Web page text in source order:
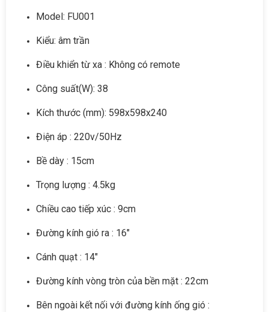
Model: FU001
Kiểu: âm trần
Điều khiển từ xa : Không có remote
Công suất(W): 38
Kích thước (mm): 598x598x240
Điện áp : 220v/50Hz
Bề dày : 15cm
Trọng lượng : 4.5kg
Chiều cao tiếp xúc : 9cm
Đường kính gió ra : 16"
Cánh quạt : 14"
Đường kính vòng tròn của bền mặt : 22cm
Bên ngoài kết nối với đường kính ống gió :